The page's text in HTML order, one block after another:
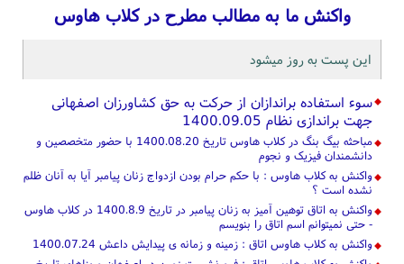
واکنش ما به مطالب مطرح در کلاب هاوس
این پست به روز میشود
سوء استفاده براندازان از حرکت به حق کشاورزان اصفهانی
جهت براندازی نظام 1400.09.05
مباحثه بیگ بنگ در کلاب هاوس تاریخ 1400.08.20 با حضور متخصصین و
دانشمندان فیزیک و نجوم
واکنش به کلاب هاوس : با حکم حرام بودن ازدواج زنان پیامبر آیا به آنان ظلم
نشده است ؟
واکنش به اتاق توهین آمیز به زنان پیامبر در تاریخ 1400.8.9 در کلاب هاوس
- حتی نمیتوانم اسم اتاق را بنویسم
واکنش به کلاب هاوس اتاق : زمینه و زمانه ی پیدایش داعش 1400.07.24